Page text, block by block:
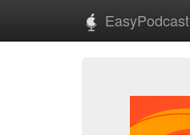
EasyPodcast